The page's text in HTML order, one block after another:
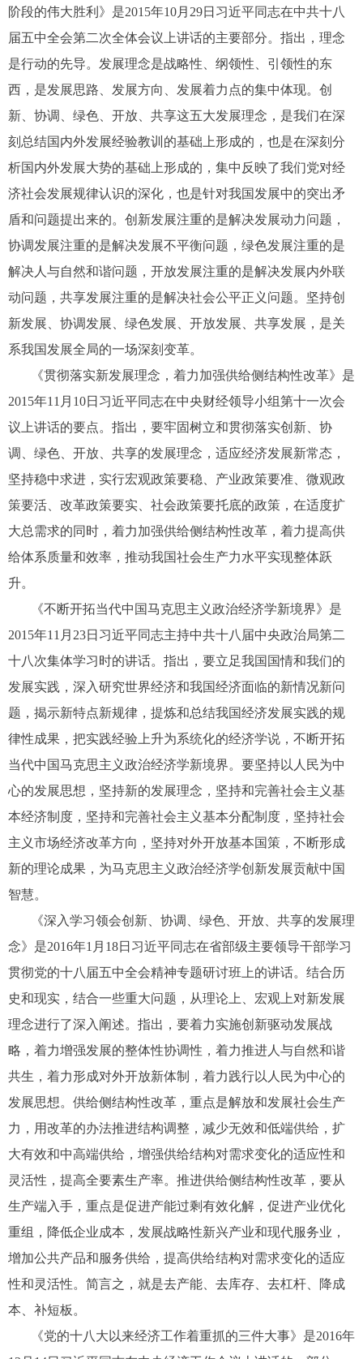
阶段的伟大胜利》是2015年10月29日习近平同志在中共十八
届五中全会第二次全体会议上讲话的主要部分。指出，理念
是行动的先导。发展理念是战略性、纲领性、引领性的东
西，是发展思路、发展方向、发展着力点的集中体现。创
新、协调、绿色、开放、共享这五大发展理念，是我们在深
刻总结国内外发展经验教训的基础上形成的，也是在深刻分
析国内外发展大势的基础上形成的，集中反映了我们党对经
济社会发展规律认识的深化，也是针对我国发展中的突出矛
盾和问题提出来的。创新发展注重的是解决发展动力问题，
协调发展注重的是解决发展不平衡问题，绿色发展注重的是
解决人与自然和谐问题，开放发展注重的是解决发展内外联
动问题，共享发展注重的是解决社会公平正义问题。坚持创
新发展、协调发展、绿色发展、开放发展、共享发展，是关
系我国发展全局的一场深刻变革。
《贯彻落实新发展理念，着力加强供给侧结构性改革》是
2015年11月10日习近平同志在中央财经领导小组第十一次会
议上讲话的要点。指出，要牢固树立和贯彻落实创新、协
调、绿色、开放、共享的发展理念，适应经济发展新常态，
坚持稳中求进，实行宏观政策要稳、产业政策要准、微观政
策要活、改革政策要实、社会政策要托底的政策，在适度扩
大总需求的同时，着力加强供给侧结构性改革，着力提高供
给体系质量和效率，推动我国社会生产力水平实现整体跃
升。
《不断开拓当代中国马克思主义政治经济学新境界》是
2015年11月23日习近平同志主持中共十八届中央政治局第二
十八次集体学习时的讲话。指出，要立足我国国情和我们的
发展实践，深入研究世界经济和我国经济面临的新情况新问
题，揭示新特点新规律，提炼和总结我国经济发展实践的规
律性成果，把实践经验上升为系统化的经济学说，不断开拓
当代中国马克思主义政治经济学新境界。要坚持以人民为中
心的发展思想，坚持新的发展理念，坚持和完善社会主义基
本经济制度，坚持和完善社会主义基本分配制度，坚持社会
主义市场经济改革方向，坚持对外开放基本国策，不断形成
新的理论成果，为马克思主义政治经济学创新发展贡献中国
智慧。
《深入学习领会创新、协调、绿色、开放、共享的发展理
念》是2016年1月18日习近平同志在省部级主要领导干部学习
贯彻党的十八届五中全会精神专题研讨班上的讲话。结合历
史和现实，结合一些重大问题，从理论上、宏观上对新发展
理念进行了深入阐述。指出，要着力实施创新驱动发展战
略，着力增强发展的整体性协调性，着力推进人与自然和谐
共生，着力形成对外开放新体制，着力践行以人民为中心的
发展思想。供给侧结构性改革，重点是解放和发展社会生产
力，用改革的办法推进结构调整，减少无效和低端供给，扩
大有效和中高端供给，增强供给结构对需求变化的适应性和
灵活性，提高全要素生产率。推进供给侧结构性改革，要从
生产端入手，重点是促进产能过剩有效化解，促进产业优化
重组，降低企业成本，发展战略性新兴产业和现代服务业，
增加公共产品和服务供给，提高供给结构对需求变化的适应
性和灵活性。简言之，就是去产能、去库存、去杠杆、降成
本、补短板。
《党的十八大以来经济工作着重抓的三件大事》是2016年